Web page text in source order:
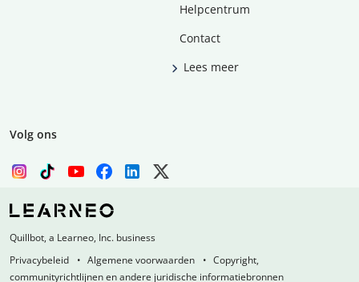
Helpcentrum
Contact
Lees meer
Volg ons
Quillbot, a Learneo, Inc. business
Privacybeleid
Algemene voorwaarden
Copyright,
communityrichtlijnen en andere juridische informatiebronnen